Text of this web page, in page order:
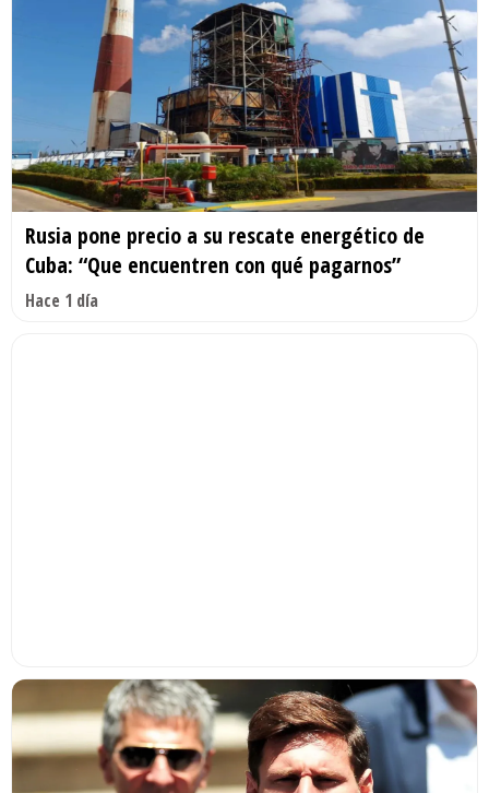
Rusia pone precio a su rescate energético de
Cuba: “Que encuentren con qué pagarnos”
Hace 1 día